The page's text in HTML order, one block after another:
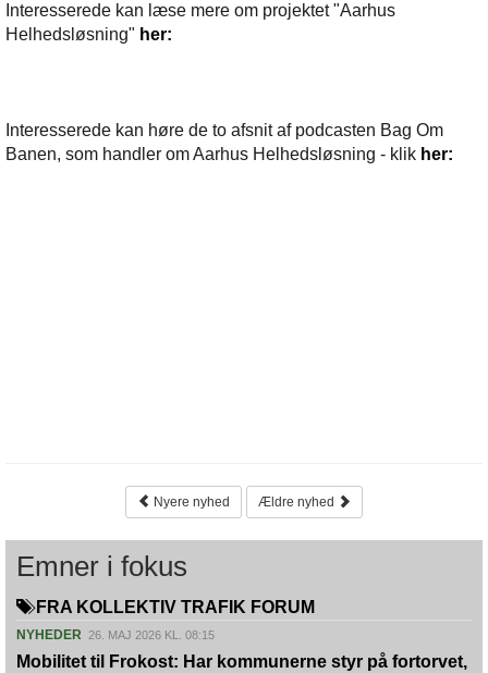
Interesserede kan læse mere om projektet "Aarhus
Helhedsløsning" her:
Interesserede kan høre de to afsnit af podcasten Bag Om
Banen, som handler om Aarhus Helhedsløsning - klik her:
Nyere nyhed Ældre nyhed
Emner i fokus
FRA KOLLEKTIV TRAFIK FORUM
NYHEDER 26. MAJ 2026 KL. 08:15
Mobilitet til Frokost: Har kommunerne styr på fortorvet,